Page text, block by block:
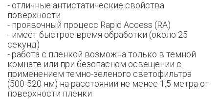
- отличные антистатические свойства
поверхности
- проявочный процесс Rapid Access (RA)
- имеет быстрое время обработки (около 25
секунд)
- работа с пленкой возможна только в темной
комнате или при безопасном освещении с
применением темно-зеленого светофильтра
(500-520 нм) на расстоянии не менее 1,5 метра от
поверхности плёнки